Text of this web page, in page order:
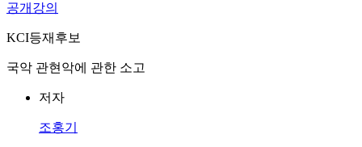
공개강의
KCI등재후보
국악 관현악에 관한 소고
저자
조홍기